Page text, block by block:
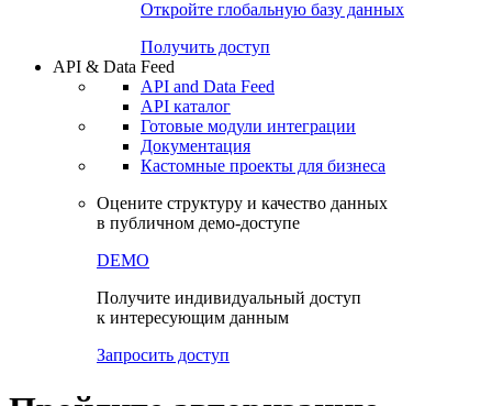
Проверка контрагента
Попробуйте7-дневный
Откройте глобальную базу данных
Получить доступ
API & Data Feed
API and Data Feed
Готовые модули интеграции
Документация
в публичном демо-доступе